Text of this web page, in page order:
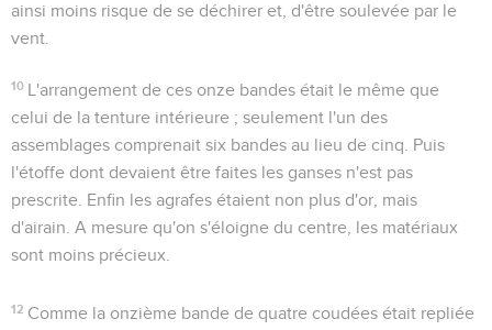
ainsi moins risque de se déchirer et, d'être soulevée par le
vent.
10 L'arrangement de ces onze bandes était le même que
celui de la tenture intérieure ; seulement l'un des
assemblages comprenait six bandes au lieu de cinq. Puis
l'étoffe dont devaient être faites les ganses n'est pas
prescrite. Enfin les agrafes étaient non plus d'or, mais
d'airain. A mesure qu'on s'éloigne du centre, les matériaux
sont moins précieux.
12 Comme la onzième bande de quatre coudées était repliée